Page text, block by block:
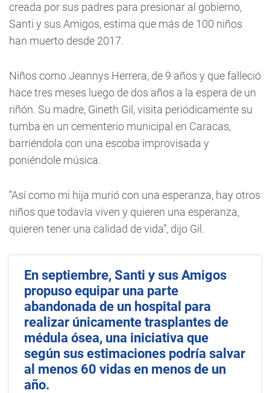
creada por sus padres para presionar al gobierno,
Santi y sus Amigos, estima que más de 100 niños
han muerto desde 2017.
Niños como Jeannys Herrera, de 9 años y que falleció
hace tres meses luego de dos años a la espera de un
riñón. Su madre, Gineth Gil, visita periódicamente su
tumba en un cementerio municipal en Caracas,
barriéndola con una escoba improvisada y
poniéndole música.
“Así como mi hija murió con una esperanza, hay otros
niños que todavía viven y quieren una esperanza,
quieren tener una calidad de vida”, dijo Gil.
En septiembre, Santi y sus Amigos
propuso equipar una parte
abandonada de un hospital para
realizar únicamente trasplantes de
médula ósea, una iniciativa que
según sus estimaciones podría salvar
al menos 60 vidas en menos de un
año.